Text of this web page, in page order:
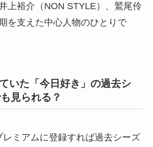
上裕介（NON STYLE）、鷲尾伶
を支えた中心人物のひとりで
いた「今日好き」の過去シ
見られる？
レミアムに登録すれば過去シーズ